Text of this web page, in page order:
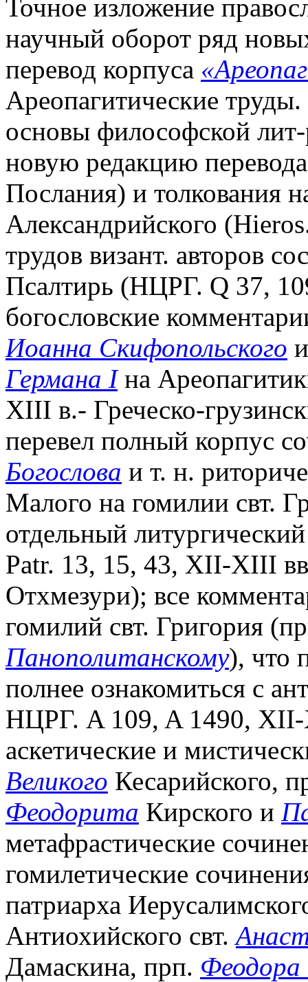
Точное изложение
научный оборот ряд
перевод корпуса
Ареопагитические
основы философской
новую редакцию
Послания) и толкования
Александрийского
трудов визант. авторов
Псалтирь (НЦРГ. Q 37,
богословские
Иоанна Скифопольского
Германа Iна
XIII в.- Греческо-
перевел полный корпус
Богослова и т. н.
Малого на гомилии свт.
отдельный
Patr. 13, 15, 43, XII-XIII
Отхмезури); все
гомилий свт. Григория
Панополитанскому), что
полнее ознакомиться с
НЦРГ. A 109, A 1490,
аскетические и
Великого Кесарийского,
Феодорита Кирского и
метафрастические
гомилетические
патриарха
Антиохийского свт.
Дамаскина, прп.